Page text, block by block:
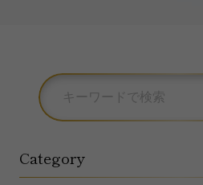
Category